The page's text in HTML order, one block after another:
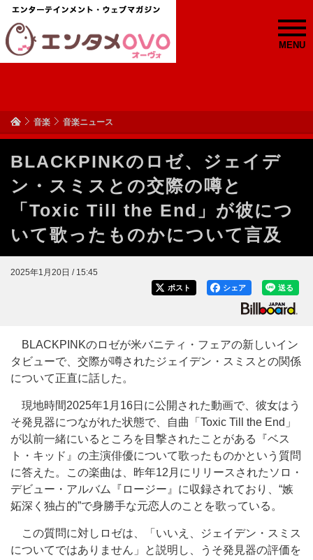
MENU
音楽 音楽ニュース
BLACKPINKのロゼ、ジェイデ
ン・スミスとの交際の噂と
「Toxic Till the End」が彼につ
いて歌ったものかについて言及
2025年1月20日 / 15:45
送る
シェア
ポスト
BLACKPINKのロゼが米バニティ・フェアの新しいイン
タビューで、交際が噂されたジェイデン・スミスとの関係
について正直に話した。
現地時間2025年1月16日に公開された動画で、彼女はう
そ発見器につながれた状態で、自曲「Toxic Till the End」
が以前一緒にいるところを目撃されたことがある『ベス
ト・キッド』の主演俳優について歌ったものかという質問
に答えた。この楽曲は、昨年12月にリリースされたソロ・
デビュー・アルバム『ロージー』に収録されており、“嫉
妬深く独占的”で身勝手な元恋人のことを歌っている。
この質問に対しロゼは、「いいえ、ジェイデン・スミス
についてではありません」と説明し、うそ発見器の評価を